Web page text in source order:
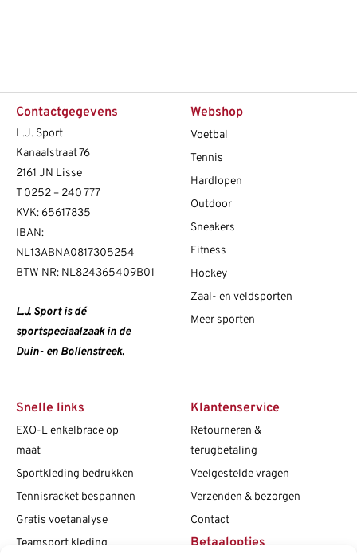
Contactgegevens
L.J. Sport
Kanaalstraat 76
2161 JN Lisse
T 0252 – 240 777
KVK: 65617835
IBAN:
NL13ABNA0817305254
BTW NR: NL824365409B01
L.J. Sport is dé
sportspeciaalzaak in de
Duin- en Bollenstreek.
Webshop
Voetbal
Tennis
Hardlopen
Outdoor
Sneakers
Fitness
Hockey
Zaal- en veldsporten
Meer sporten
Snelle links
EXO-L enkelbrace op
maat
Sportkleding bedrukken
Tennisracket bespannen
Gratis voetanalyse
Teamsport kleding
Klantenservice
Retourneren &
terugbetaling
Veelgestelde vragen
Verzenden & bezorgen
Contact
Betaalopties